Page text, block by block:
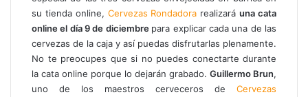
su tienda online, Cervezas Rondadora realizaráuna cata
online el día 9 de diciembre para explicar cada una de las
cervezas de la caja y así puedas disfrutarlas plenamente.
No te preocupes que si no puedes conectarte durante
la cata online porque lo dejarán grabado. Guillermo Brun,
uno de los maestros cerveceros de Cervezas